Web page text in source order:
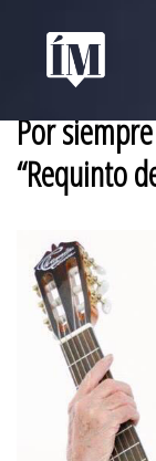
Por
“Requinto